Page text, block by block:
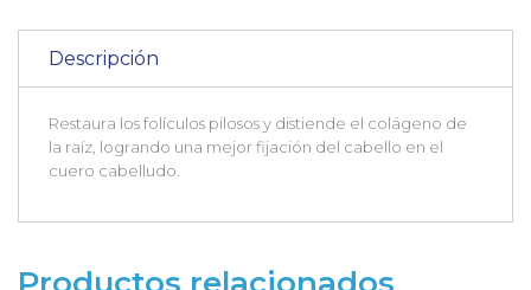
Descripción
Restaura los folículos pilosos y distiende el colágeno de
la raíz, logrando una mejor fijación del cabello en el
cuero cabelludo.